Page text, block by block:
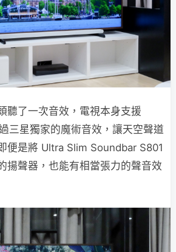
聽了一次音效，電視本身支援
三星獨家的魔術音效，讓天空聲道
便是將 Ultra Slim Soundbar S801
揚聲器，也能有相當張力的聲音效